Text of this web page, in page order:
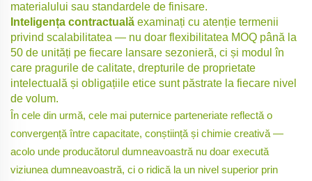
materialului sau standardele de finisare.
Inteligența contractuală examinați cu atenție termenii
privind scalabilitatea — nu doar flexibilitatea MOQ până la
50 de unități pe fiecare lansare sezonieră, ci și modul în
care pragurile de calitate, drepturile de proprietate
intelectuală și obligațiile etice sunt păstrate la fiecare nivel
de volum.
În cele din urmă, cele mai puternice parteneriate reflectă o
convergență între capacitate, conștiință și chimie creativă —
acolo unde producătorul dumneavoastră nu doar execută
viziunea dumneavoastră, ci o ridică la un nivel superior prin